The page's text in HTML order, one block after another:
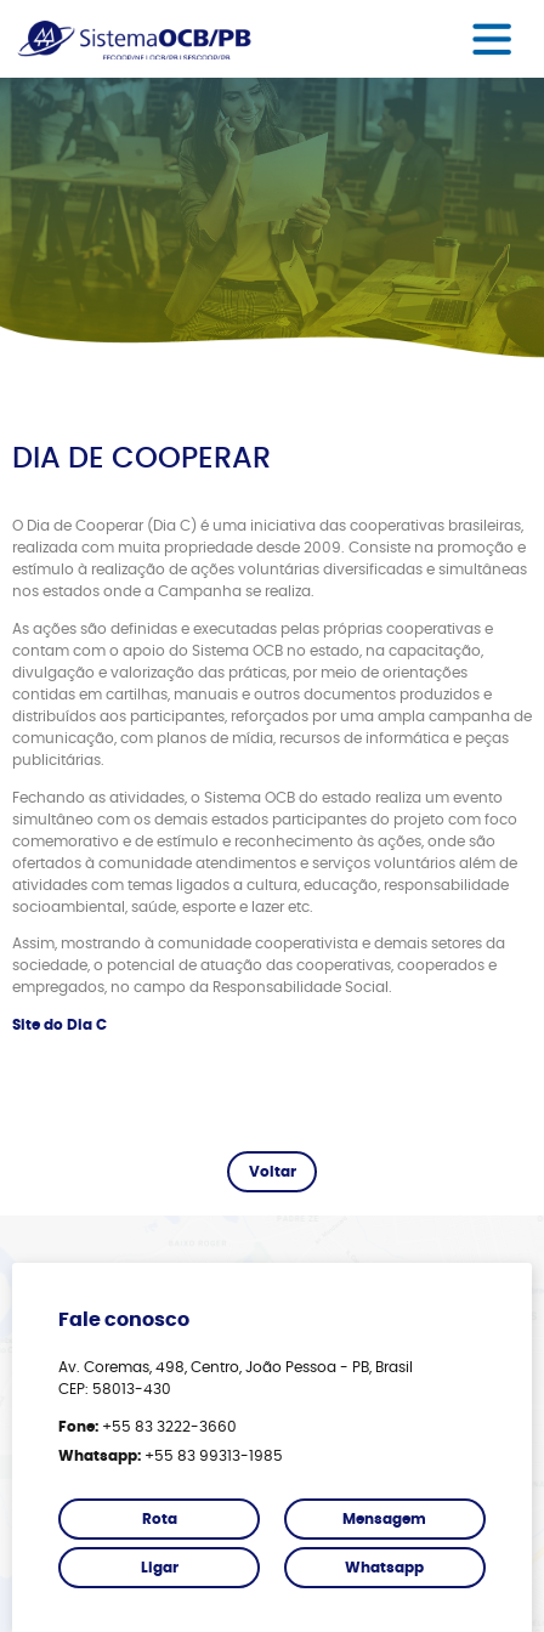
DIA DE COOPERAR
O Dia de Cooperar (Dia C) é uma iniciativa das cooperativas brasileiras,
realizada com muita propriedade desde 2009. Consiste na promoção e
estímulo à realização de ações voluntárias diversificadas e simultâneas
nos estados onde a Campanha se realiza.
As ações são definidas e executadas pelas próprias cooperativas e
contam com o apoio do Sistema OCB no estado, na capacitação,
divulgação e valorização das práticas, por meio de orientações
contidas em cartilhas, manuais e outros documentos produzidos e
distribuídos aos participantes, reforçados por uma ampla campanha de
comunicação, com planos de mídia, recursos de informática e peças
publicitárias.
Fechando as atividades, o Sistema OCB do estado realiza um evento
simultâneo com os demais estados participantes do projeto com foco
comemorativo e de estímulo e reconhecimento às ações, onde são
ofertados à comunidade atendimentos e serviços voluntários além de
atividades com temas ligados a cultura, educação, responsabilidade
socioambiental, saúde, esporte e lazer etc.
Assim, mostrando à comunidade cooperativista e demais setores da
sociedade, o potencial de atuação das cooperativas, cooperados e
empregados, no campo da Responsabilidade Social.
Site do Dia C
Fale conosco
Av. Coremas, 498, Centro, João Pessoa - PB, Brasil
CEP: 58013-430
Fone:+55 83 3222-3660
Whatsapp:+55 83 99313-1985
Rota Mensagem
Ligar Whatsapp